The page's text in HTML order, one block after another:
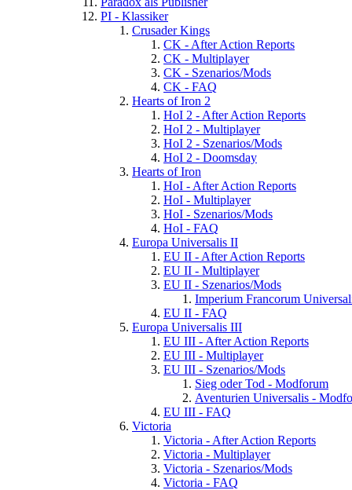
PI - Klassiker
Crusader Kings
CK - After Action Reports
CK - Multiplayer
CK - Szenarios/Mods
CK - FAQ
Hearts of Iron 2
HoI 2 - After Action Reports
HoI 2 - Multiplayer
HoI 2 - Szenarios/Mods
HoI 2 - Doomsday
Hearts of Iron
HoI - After Action Reports
HoI - Multiplayer
HoI - Szenarios/Mods
HoI - FAQ
Europa Universalis II
EU II - After Action Reports
EU II - Multiplayer
EU II - Szenarios/Mods
Imperium Francorum
EU II - FAQ
Europa Universalis III
EU III - After Action Reports
EU III - Multiplayer
EU III - Szenarios/Mods
Sieg oder Tod - Modforum
Aventurien Universalis -
EU III - FAQ
Victoria
Victoria - After Action Reports
Victoria - Multiplayer
Victoria - Szenarios/Mods
Victoria - FAQ